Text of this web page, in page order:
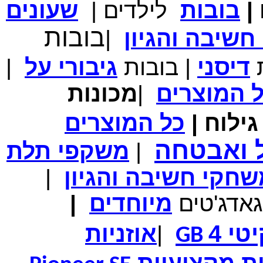
₪700.00 מחיר שוק
המחיר שלך
במבצע תיק לנשיאת מחשב נייד 10.1 אינץ' בצבע ורוד בעל
₪150.00 מחיר שוק
₪99.00 המחיר שלך
₪104.00 המחיר כולל משלוח :
נרתיק עור יוקרתי עבור אייפוד וידאו 60GB\80GB \שחור
| בובות לילדים |
שעונים
והגיון
|בובות
דיסני | בובות גיבורי על
|
המוצרים |מכונות
| כל המוצרים
ואבטחה | משקפי תלת
חשיבה והגיון
|
גאדג'טים מיוחדים |
4
GB
|אוזניות